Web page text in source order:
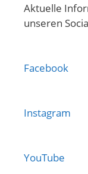
Aktuelle
unseren
Facebook
Instagram
YouTube